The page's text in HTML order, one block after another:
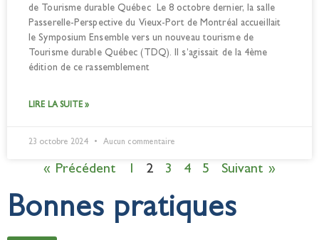
de Tourisme durable Québec Le 8 octobre dernier, la salle
Passerelle-Perspective du Vieux-Port de Montréal accueillait
le Symposium Ensemble vers un nouveau tourisme de
Tourisme durable Québec (TDQ). Il s’agissait de la 4ème
édition de ce rassemblement
LIRE LA SUITE »
23 octobre 2024 Aucun commentaire
« Précédent 1 2 3 4 5 Suivant »
Bonnes pratiques